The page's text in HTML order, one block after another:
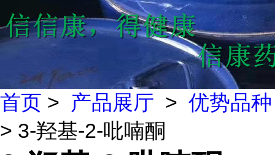
首页 > 产品展厅 > 优势品种
> 3-羟基-2-吡喃酮